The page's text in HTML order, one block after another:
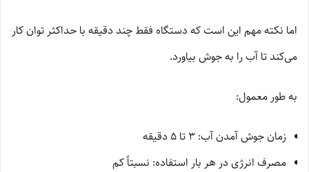
اما نکته مهم این است که دستگاه فقط چند دقیقه با حداکثر توان کار
می‌کند تا آب را به جوش بیاورد.
به طور معمول:
زمان جوش آمدن آب: 3 تا 5 دقیقه
مصرف انرژی در هر بار استفاده: نسبتاً کم